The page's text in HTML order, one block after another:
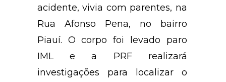
acidente, vivia com parentes, na
Rua Afonso Pena, no bairro
Piauí. O corpo foi levado paro
IML e a PRF realizará
investigações para localizar o